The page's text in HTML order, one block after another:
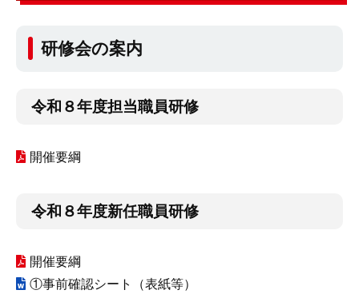
研修会の案内
令和８年度担当職員研修
開催要綱
令和８年度新任職員研修
開催要綱
①事前確認シート（表紙等）
よくある質問